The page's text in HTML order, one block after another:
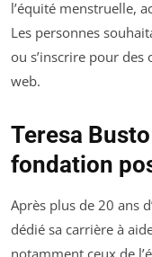
l’équité menstruelle,
Les personnes
ou s’inscrire pour
web.
Teresa
fondation
Après plus de 20 ans
dédié sa carrière à